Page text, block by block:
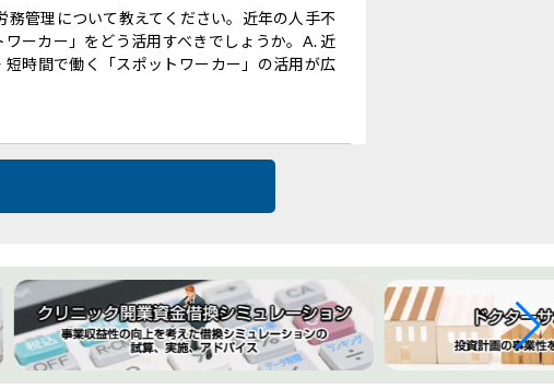
務管理について教えてください。近年の人手不
ーカー」をどう活用すべきでしょうか。A. 近
時間で働く「スポットワーカー」の活用が広